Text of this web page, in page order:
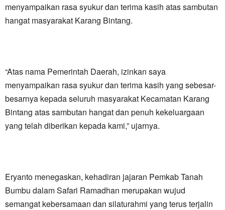
menyampaikan rasa syukur dan terima kasih atas sambutan
hangat masyarakat Karang Bintang.
“Atas nama Pemerintah Daerah, izinkan saya
menyampaikan rasa syukur dan terima kasih yang sebesar-
besarnya kepada seluruh masyarakat Kecamatan Karang
Bintang atas sambutan hangat dan penuh kekeluargaan
yang telah diberikan kepada kami,” ujarnya.
Eryanto menegaskan, kehadiran jajaran Pemkab Tanah
Bumbu dalam Safari Ramadhan merupakan wujud
semangat kebersamaan dan silaturahmi yang terus terjalin